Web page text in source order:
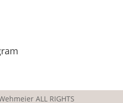
ALL RIGHTS